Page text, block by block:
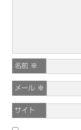
名前 ※
メール ※
サイト